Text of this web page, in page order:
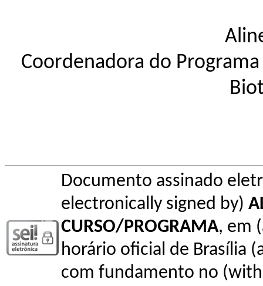
Coordenadora do
Documento assinado
electronically signed by)
CURSO/PROGRAMA, em
horário oficial de Brasília
com fundamento no